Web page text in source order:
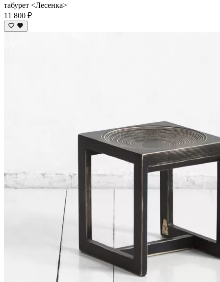
табурет <Лесенка>
11 800 ₽